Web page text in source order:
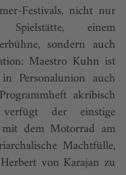
Festivals, nicht nur
einem
sondern auch
Maestro Kuhn ist
Personalunion auch
akribisch
der einstige
dem Motorrad am
Machtfülle,
von Karajan zu